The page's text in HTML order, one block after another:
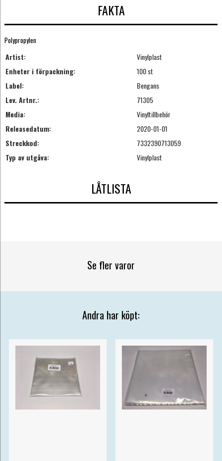
FAKTA
Polypropylen
Artist:
Vinylplast
Enheter i förpackning:
100 st
Label:
Bengans
Lev. Artnr.:
71305
Media:
Vinyltillbehör
Releasedatum:
2020-01-01
Streckkod:
7332390713059
Typ av utgåva:
Vinylplast
LÅTLISTA
Se fler varor
Andra har köpt: